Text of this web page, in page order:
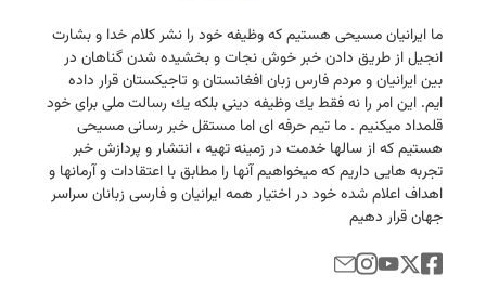
ما ایرانیان مسیحی هستیم كه وظیفه خود را نشر كلام خدا و بشارت
انجیل از طریق دادن خبر خوش نجات و بخشیده شدن گناهان در
بین ایرانیان و مردم فارس زبان افغانستان و تاجیكستان قرار داده
ایم. این امر را نه فقط یك وظیفه دینی بلكه یك رسالت ملی برای خود
قلمداد میكنیم . ما تیم حرفه ای اما مستقل خبر رسانی مسیحی
هستیم كه از سالها خدمت در زمینه تهیه ، انتشار و پردازش خبر
تجربه هایی داریم كه میخواهیم آنها را مطابق با اعتقادات و آرمانها و
اهداف اعلام شده خود در اختیار همه ایرانیان و فارسی زبانان سراسر
جهان قرار دهیم